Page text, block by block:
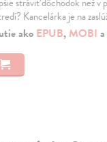
Kancelárka je na
ako EPUB,MOBI a